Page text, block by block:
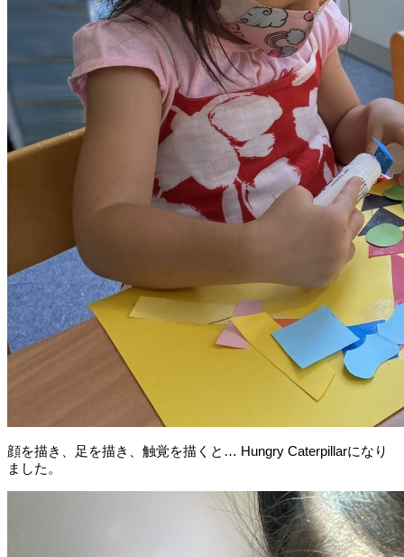
顔を描き、足を描き、触覚を描くと… Hungry Caterpillarになり
ました。